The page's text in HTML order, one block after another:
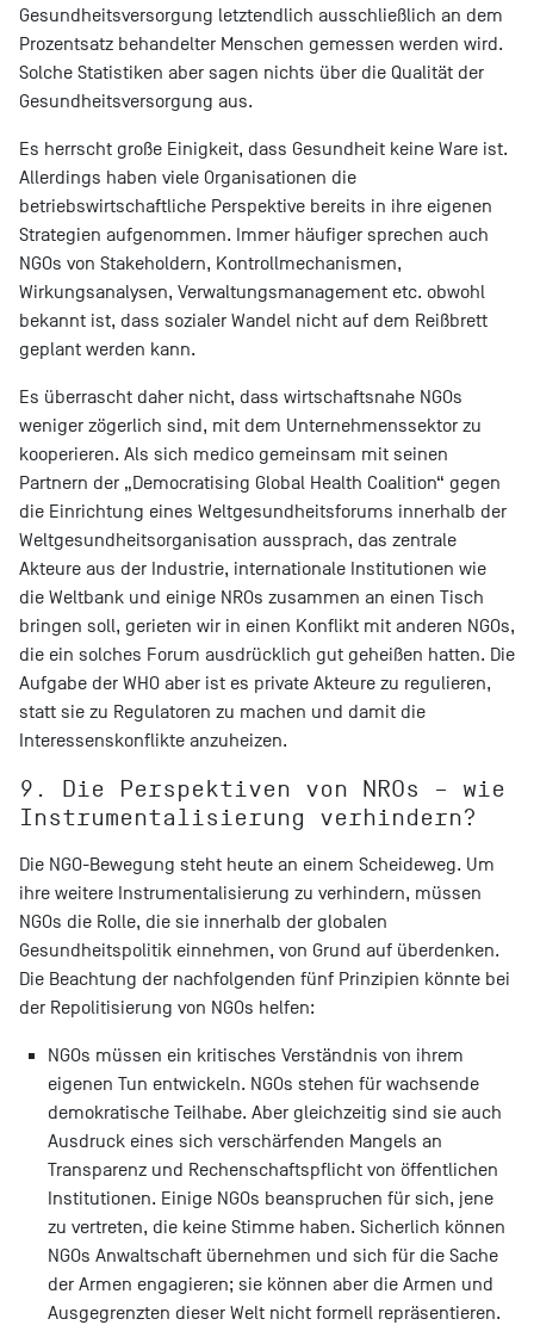
Gesundheitsversorgung letztendlich ausschließlich an dem
Prozentsatz behandelter Menschen gemessen werden wird.
Solche Statistiken aber sagen nichts über die Qualität der
Gesundheitsversorgung aus.
Es herrscht große Einigkeit, dass Gesundheit keine Ware ist.
Allerdings haben viele Organisationen die
betriebswirtschaftliche Perspektive bereits in ihre eigenen
Strategien aufgenommen. Immer häufiger sprechen auch
NGOs von Stakeholdern, Kontrollmechanismen,
Wirkungsanalysen, Verwaltungsmanagement etc. obwohl
bekannt ist, dass sozialer Wandel nicht auf dem Reißbrett
geplant werden kann.
Es überrascht daher nicht, dass wirtschaftsnahe NGOs
weniger zögerlich sind, mit dem Unternehmenssektor zu
kooperieren. Als sich medico gemeinsam mit seinen
Partnern der „Democratising Global Health Coalition“ gegen
die Einrichtung eines Weltgesundheitsforums innerhalb der
Weltgesundheitsorganisation aussprach, das zentrale
Akteure aus der Industrie, internationale Institutionen wie
die Weltbank und einige NROs zusammen an einen Tisch
bringen soll, gerieten wir in einen Konflikt mit anderen NGOs,
die ein solches Forum ausdrücklich gut geheißen hatten. Die
Aufgabe der WHO aber ist es private Akteure zu regulieren,
statt sie zu Regulatoren zu machen und damit die
Interessenskonflikte anzuheizen.
9. Die Perspektiven von NROs – wie
Instrumentalisierung verhindern?
Die NGO-Bewegung steht heute an einem Scheideweg. Um
ihre weitere Instrumentalisierung zu verhindern, müssen
NGOs die Rolle, die sie innerhalb der globalen
Gesundheitspolitik einnehmen, von Grund auf überdenken.
Die Beachtung der nachfolgenden fünf Prinzipien könnte bei
der Repolitisierung von NGOs helfen:
NGOs müssen ein kritisches Verständnis von ihrem
eigenen Tun entwickeln. NGOs stehen für wachsende
demokratische Teilhabe. Aber gleichzeitig sind sie auch
Ausdruck eines sich verschärfenden Mangels an
Transparenz und Rechenschaftspflicht von öffentlichen
Institutionen. Einige NGOs beanspruchen für sich, jene
zu vertreten, die keine Stimme haben. Sicherlich können
NGOs Anwaltschaft übernehmen und sich für die Sache
der Armen engagieren; sie können aber die Armen und
Ausgegrenzten dieser Welt nicht formell repräsentieren.